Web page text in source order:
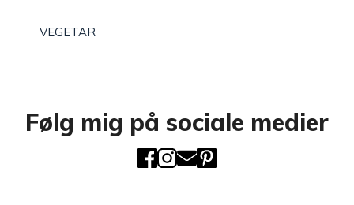
VEGETAR
Følg mig på sociale medier